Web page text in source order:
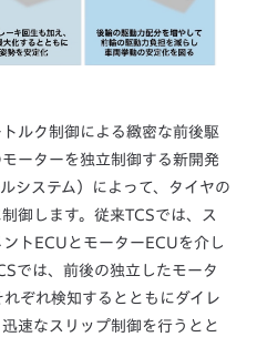
ルク制御による緻密な前後駆
ーターを独立制御する新開発
システム）によって、タイヤの
御します。従来TCSでは、ス
トECUとモーターECUを介し
では、前後の独立したモータ
ぞれ検知するとともにダイレ
速なスリップ制御を行うとと